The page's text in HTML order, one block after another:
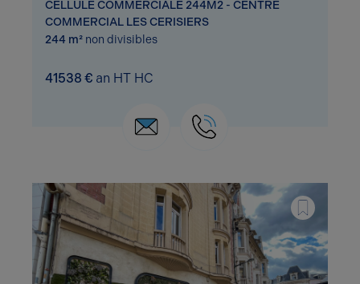
CELLULE COMMERCIALE 244M2 - CENTRE
COMMERCIAL LES CERISIERS
244 m² non divisibles
41538 € an HT HC